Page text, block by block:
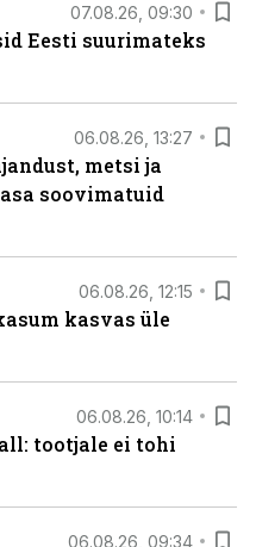
07.08.26, 09:30
Eesti suurimateks
06.08.26, 13:27
metsi ja
soovimatuid
06.08.26, 12:15
kasvas üle
06.08.26, 10:14
tootjale ei tohi
06.08.26, 09:34